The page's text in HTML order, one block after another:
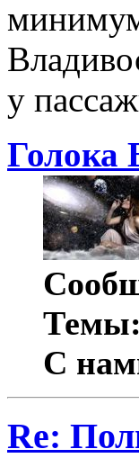
у
Голока
Темы:
С
Re: